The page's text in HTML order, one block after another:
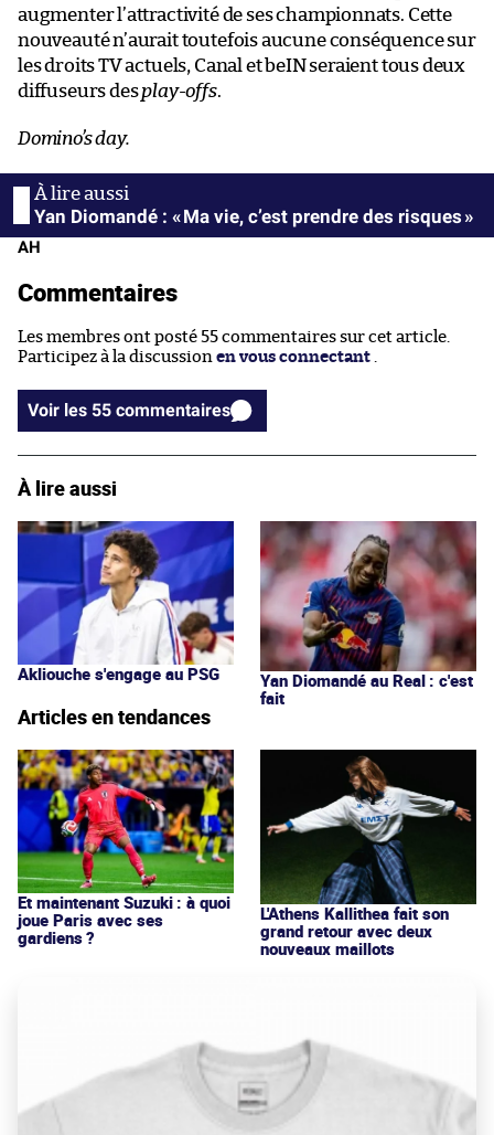
augmenter l’attractivité de ses championnats. Cette
nouveauté n’aurait toutefois aucune conséquence sur
les droits TV actuels, Canal et beIN seraient tous deux
diffuseurs desplay-offs.
Domino’s day.
Yan Diomandé : « Ma vie, c’est prendre des risques »
AH
Commentaires
Les membres ont posté 55 commentaires sur cet article.
Participez à la discussion en vous connectant
Voir les 55 commentaires
À lire aussi
Akliouche s'engage au PSG
Yan Diomandé au Real : c'est
fait
Articles en tendances
Et maintenant Suzuki : à quoi
joue Paris avec ses
gardiens ?
L'Athens Kallithea fait son
grand retour avec deux
nouveaux maillots